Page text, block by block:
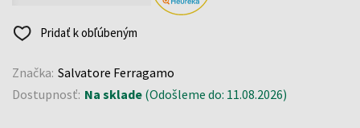
Pridať k obľúbeným
Značka: Salvatore Ferragamo
Dostupnosť: Na sklade (Odošleme do: 11.08.2026)